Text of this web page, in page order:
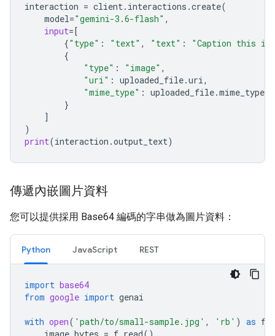
interaction = client. interactions .create(
model="gemini-3.6-flash" ,
input=[
{"type" : "text" , "text" :
"Caption this
{
"type" : "image" ,
"uri" : uploaded_file.uri,
"mime_type" : uploaded_file.mime_type
}
]
)
print(interaction .output_text)
傳遞內嵌圖片資料
您可以提供採用 Base64 編碼的字串做為圖片資料：
Python JavaScript REST
import base64
from google import genai
with open( 'path/to/small-sample.jpg' , 'rb' ) as f